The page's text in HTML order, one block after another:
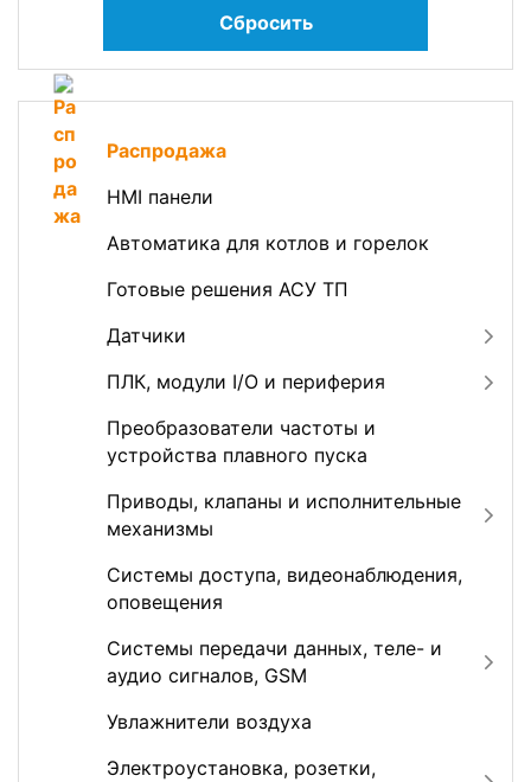
Сбросить
Распродажа
HMI панели
Автоматика для котлов и горелок
Готовые решения АСУ ТП
Датчики
ПЛК, модули I/O и периферия
Преобразователи частоты и
устройства плавного пуска
Приводы, клапаны и исполнительные
механизмы
Системы доступа, видеонаблюдения,
оповещения
Системы передачи данных, теле- и
аудио сигналов, GSM
Увлажнители воздуха
Электроустановка, розетки,